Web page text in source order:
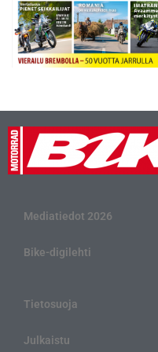
Mediatiedot 2026
Bike-digilehti
Tietosuoja
Julkaistu